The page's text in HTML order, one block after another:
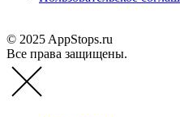
© 2025 AppStops.ru
Все права защищены.